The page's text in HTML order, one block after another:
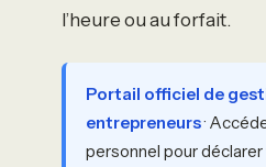
l’heure ou au forfait.
Portail officiel de
entrepreneurs·
personnel pour